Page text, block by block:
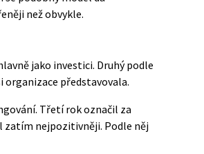
než obvykle.
jako investici. Druhý podle
organizace představovala.
Třetí rok označil za
zatím nejpozitivněji. Podle něj